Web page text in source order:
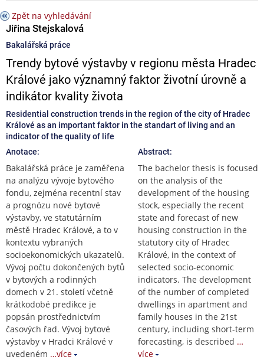
Zpět na vyhledávání
Jiřina Stejskalová
Bakalářská práce
Trendy bytové výstavby v regionu města Hradec
Králové jako významný faktor životní úrovně a
indikátor kvality života
Residential construction trends in the region of the city of Hradec
Králové as an important faktor in the standart of living and an
indicator of the quality of life
Anotace:
Bakalářská práce je zaměřena
na analýzu vývoje bytového
fondu, zejména recentní stav
a prognózu nové bytové
výstavby, ve statutárním
městě Hradec Králové, a to v
kontextu vybraných
socioekonomických ukazatelů.
Vývoj počtu dokončených bytů
v bytových a rodinných
domech v 21. století včetně
krátkodobé predikce je
popsán prostřednictvím
časových řad. Vývoj bytové
výstavby v Hradci Králové v
uvedeném …více
Abstract:
The bachelor thesis is focused
on the analysis of the
development of the housing
stock, especially the recent
state and forecast of new
housing construction in the
statutory city of Hradec
Králové, in the context of
selected socio-economic
indicators. The development
of the number of completed
dwellings in apartment and
family houses in the 21st
century, including short-term
forecasting, is described …
více